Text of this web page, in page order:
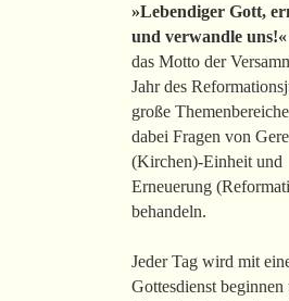
»Lebendiger Gott,
und verwandle uns!«
das Motto der
Jahr des
große
dabei Fragen von
(Kirchen)-Einheit und
Erneuerung
behandeln.
Jeder Tag wird mit
Gottesdienst beginnen